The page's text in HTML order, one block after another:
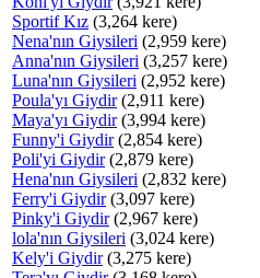
Sportif Kız (3,264 kere)
Nena'nın Giysileri (2,959 kere)
Anna'nın Giysileri (3,257 kere)
Luna'nın Giysileri (2,952 kere)
Poula'yı Giydir(2,911 kere)
Maya'yı Giydir(3,994 kere)
Funny'i Giydir(2,854 kere)
Poli'yi Giydir(2,879 kere)
Hena'nın Giysileri (2,832 kere)
Ferry'i Giydir(3,097 kere)
Pinky'i Giydir(2,967 kere)
lola'nın Giysileri (3,024 kere)
Kely'i Giydir(3,275 kere)